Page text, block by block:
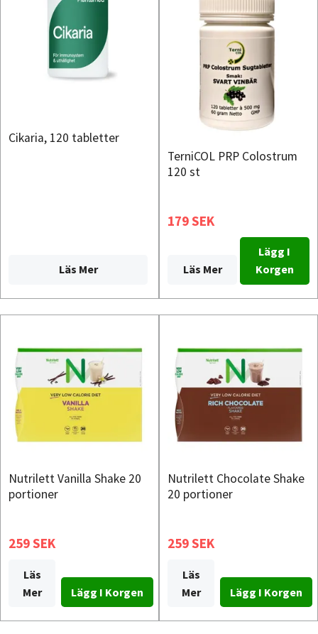
Cikaria, 120 tabletter
Läs Mer
TerniCOL PRP Colostrum
120 st
179 SEK
Läs Mer
Lägg I
Korgen
Nutrilett Vanilla Shake 20
portioner
259 SEK
Läs
Mer
Nutrilett Chocolate Shake
20 portioner
259 SEK
Läs
Mer